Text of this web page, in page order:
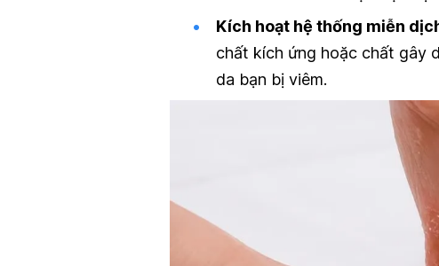
Kích hoạt hệ thống miễn
chất kích ứng hoặc chất gây
da bạn bị viêm.